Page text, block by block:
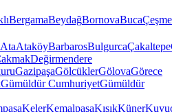
BergamaBeydağBornovaBucaÇeşme
AtaAtaköyBarbarosBulgurcaÇakaltepe
Değirmendere
GazipaşaGölcüklerGölovaGörece
Gümüldür CumhuriyetGümüldür
KelerKemalpaşaKısıkKüner